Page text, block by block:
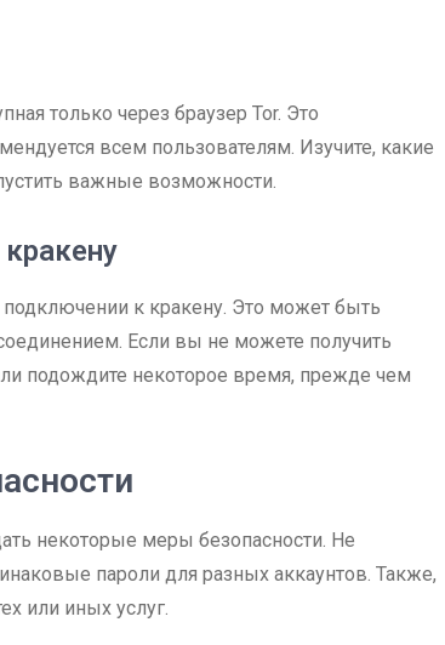
только через браузер Tor. Это
всем пользователям. Изучите, какие
важные возможности.
к кракену. Это может быть
Если вы не можете получить
подождите некоторое время, прежде чем
некоторые меры безопасности. Не
пароли для разных аккаунтов. Также,
или иных услуг.